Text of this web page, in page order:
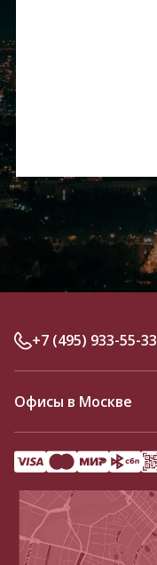
+7 (495) 933-55-33
Офисы в Москве